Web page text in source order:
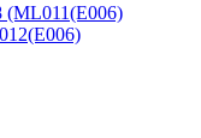
(ML011(E006)